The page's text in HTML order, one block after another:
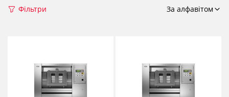
Фільтри За алфавітом